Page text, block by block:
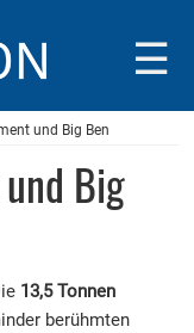
☰
und Big Ben
Big
13,5 Tonnen
berühmten